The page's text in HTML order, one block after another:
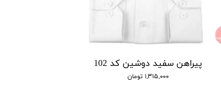
پیراهن سفید دوشین کد 102
۱,۳۱۵,۰۰۰ تومان